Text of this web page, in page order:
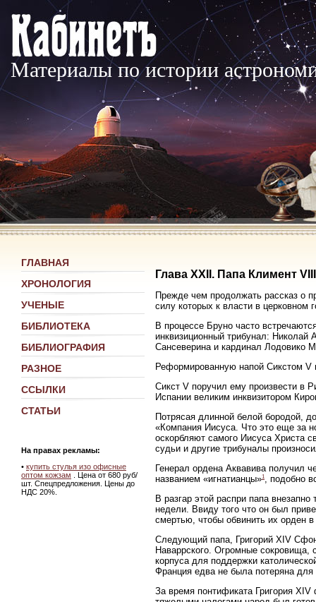
Материалы по истории
ГЛАВНАЯ
ХРОНОЛОГИЯ
УЧЕНЫЕ
БИБЛИОТЕКА
БИБЛИОГРАФИЯ
РАЗНОЕ
ССЫЛКИ
СТАТЬИ
На правах рекламы:
• купить стулья изо офисные
оптом кожзам . Цена от 680 руб/
шт. Спецпредложения. Цены до
НДС 20%.
Глава XXII. Папа Климент VIII
Прежде чем продолжать рассказ о
силу которых к власти в
В процессе Бруно часто
инквизиционный трибунал:
Сансеверина и кардинал Лодовико
Реформированную напой Сикстом V
Сикст V поручил ему произвести в
Испании великим инквизитором
Потрясая длинной белой бородой,
«Компания Иисуса. Что это еще за
оскорбляют самого Иисуса Христа
судьи и другие трибуналы
Генерал ордена Аквавива получил
названием «игнатианцы»1 , подобно
В разгар этой распри папа
недели. Ввиду того что он был
смертью, чтобы обвинить их орден
Следующий папа, Григорий XIV
Наваррского. Огромные сокровища,
корпуса для поддержки
Франция едва не была потеряна для
За время понтификата Григория